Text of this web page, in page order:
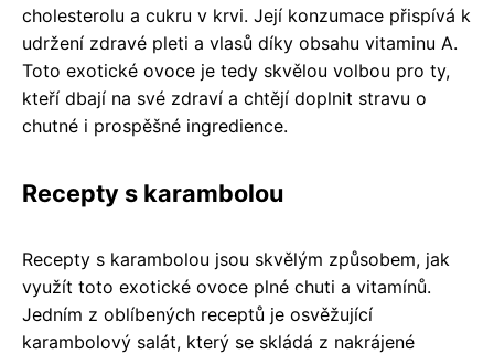
cholesterolu a cukru v krvi. Její konzumace přispívá k
udržení zdravé pleti a vlasů díky obsahu vitaminu A.
Toto exotické ovoce je tedy skvělou volbou pro ty,
kteří dbají na své zdraví a chtějí doplnit stravu o
chutné i prospěšné ingredience.
Recepty s karambolou
Recepty s karambolou jsou skvělým způsobem, jak
využít toto exotické ovoce plné chuti a vitamínů.
Jedním z oblíbených receptů je osvěžující
karambolový salát, který se skládá z nakrájené